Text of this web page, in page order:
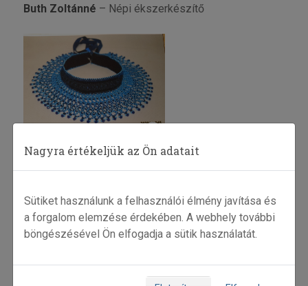
Buth Zoltánné – Népi ékszerkészítő
iparművész
Nagyra értékeljük az Ön adatait
Sütiket használunk a felhasználói élmény javítása és
a forgalom elemzése érdekében. A webhely további
böngészésével Ön elfogadja a sütik használatát.